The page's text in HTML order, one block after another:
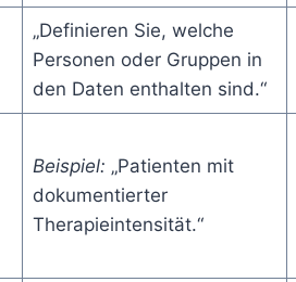
„Definieren Sie, welche
Personen oder Gruppen in
den Daten enthalten sind.“
Beispiel: „Patienten mit
dokumentierter
Therapieintensität.“